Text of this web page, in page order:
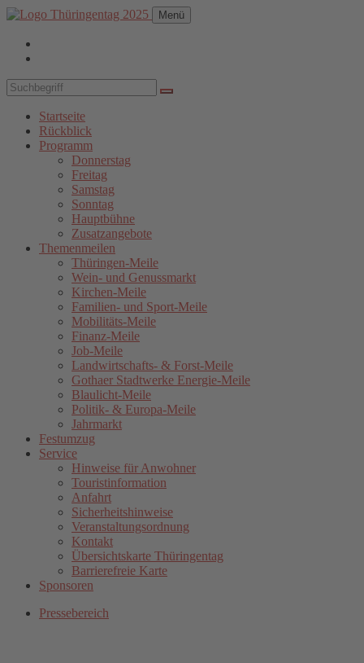
Menü
Startseite
Rückblick
Programm
Donnerstag
Freitag
Samstag
Sonntag
Hauptbühne
Zusatzangebote
Themenmeilen
Thüringen-Meile
Wein- und Genussmarkt
Kirchen-Meile
Familien- und Sport-Meile
Mobilitäts-Meile
Finanz-Meile
Job-Meile
Landwirtschafts- & Forst-Meile
Gothaer Stadtwerke Energie-Meile
Blaulicht-Meile
Politik- & Europa-Meile
Jahrmarkt
Festumzug
Service
Hinweise für Anwohner
Touristinformation
Anfahrt
Sicherheitshinweise
Veranstaltungsordnung
Kontakt
Übersichtskarte Thüringentag
Barrierefreie Karte
Sponsoren
Pressebereich